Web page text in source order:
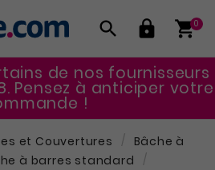
  0
de nos fournisseurs
Pensez à anticiper votre
!
et Couvertures
Bâche à
à barres standard